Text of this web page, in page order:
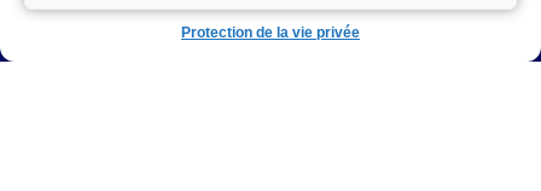
Protection de la vie privée